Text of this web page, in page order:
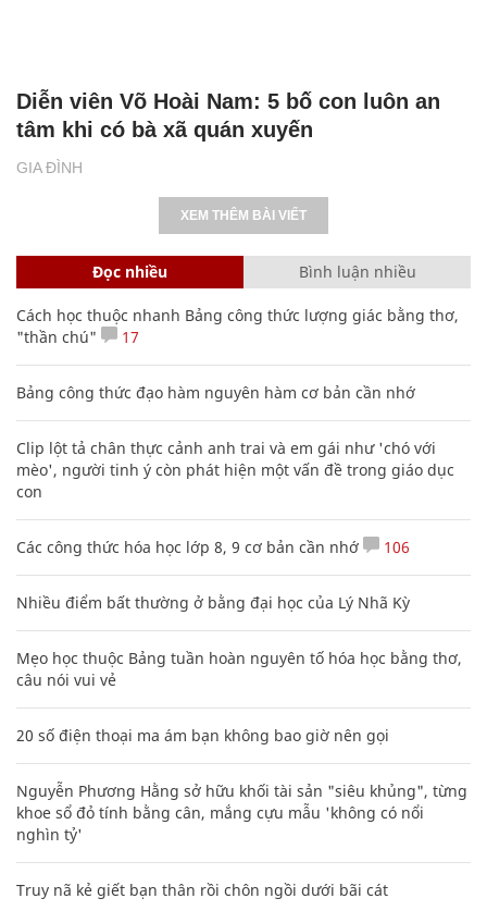
GIA ĐÌNH
Diễn viên Võ Hoài Nam: 5 bố con luôn an
tâm khi có bà xã quán xuyến
XEM THÊM BÀI VIẾT
Đọc nhiều Bình luận nhiều
Cách học thuộc nhanh Bảng công thức lượng giác bằng thơ,
"thần chú"
17
Bảng công thức đạo hàm nguyên hàm cơ bản cần nhớ
Clip lột tả chân thực cảnh anh trai và em gái như 'chó với
mèo', người tinh ý còn phát hiện một vấn đề trong giáo dục
con
Các công thức hóa học lớp 8, 9 cơ bản cần nhớ 106
Nhiều điểm bất thường ở bằng đại học của Lý Nhã Kỳ
Mẹo học thuộc Bảng tuần hoàn nguyên tố hóa học bằng thơ,
câu nói vui vẻ
20 số điện thoại ma ám bạn không bao giờ nên gọi
Nguyễn Phương Hằng sở hữu khối tài sản "siêu khủng", từng
khoe sổ đỏ tính bằng cân, mắng cựu mẫu 'không có nổi
nghìn tỷ'
Truy nã kẻ giết bạn thân rồi chôn ngồi dưới bãi cát